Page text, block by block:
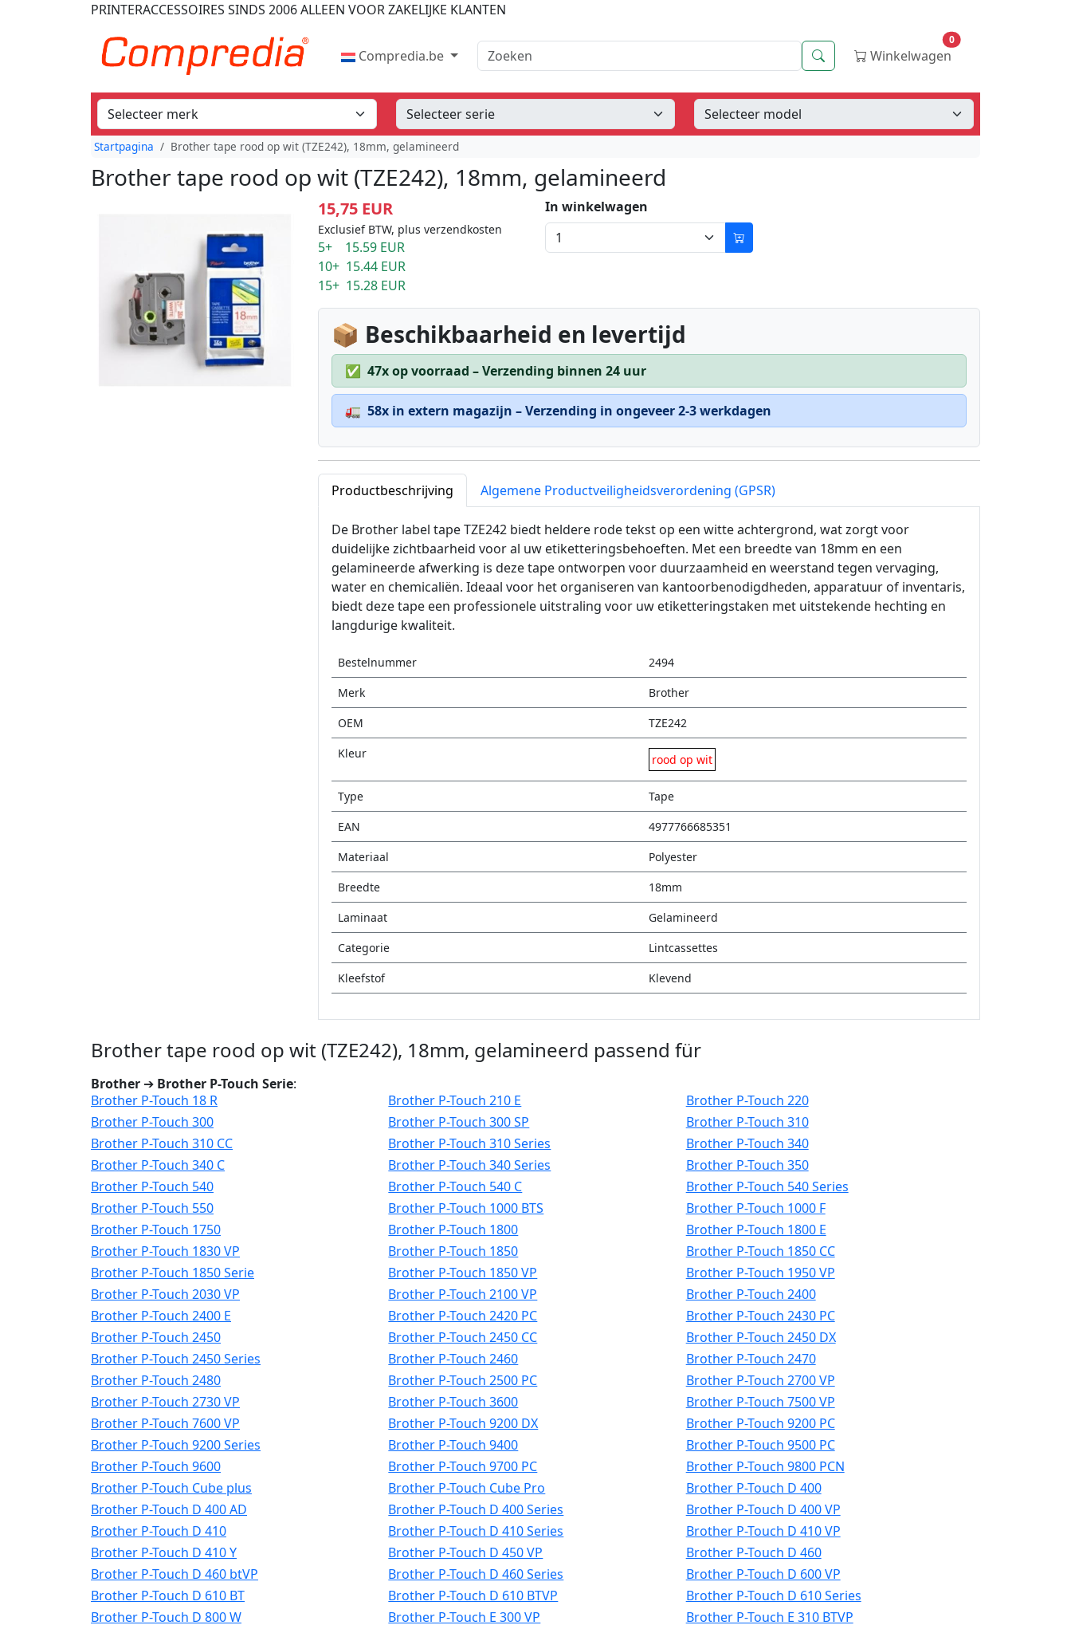
PRINTERACCESSOIRES SINDS 2006ALLEEN VOOR ZAKELIJKE KLANTEN
Compredia.be Zoeken Zoeken Winkelwagen
0
Startpagina Brother tape rood op wit (TZE242), 18mm, gelamineerd
Brother tape rood op wit (TZE242), 18mm, gelamineerd
15,75 EUR
Exclusief BTW, plus verzendkosten
5+ 15.59 EUR
10+ 15.44 EUR
15+ 15.28 EUR
In winkelwagen
📦 Beschikbaarheid en levertijd
✅ 47x op voorraad – Verzending binnen 24 uur
🚛 58x in extern magazijn – Verzending in ongeveer 2-3 werkdagen
Productbeschrijving Algemene Productveiligheidsverordening (GPSR)
De Brother label tape TZE242 biedt heldere rode tekst op een witte achtergrond, wat zorgt voor
duidelijke zichtbaarheid voor al uw etiketteringsbehoeften. Met een breedte van 18mm en een
gelamineerde afwerking is deze tape ontworpen voor duurzaamheid en weerstand tegen vervaging,
water en chemicaliën. Ideaal voor het organiseren van kantoorbenodigdheden, apparatuur of inventaris,
biedt deze tape een professionele uitstraling voor uw etiketteringstaken met uitstekende hechting en
langdurige kwaliteit.
Bestelnummer
2494
Merk
Brother
OEM
TZE242
Kleur
rood op wit
Type
Tape
EAN
4977766685351
Materiaal
Polyester
Breedte
18mm
Laminaat
Gelamineerd
Categorie
Lintcassettes
Kleefstof
Klevend
Brother tape rood op wit (TZE242), 18mm, gelamineerd passend für
Brother ➔ Brother P-Touch Serie:
Brother P-Touch 18 R
Brother P-Touch 210 E
Brother P-Touch 220
Brother P-Touch 300
Brother P-Touch 300 SP
Brother P-Touch 310
Brother P-Touch 310 CC
Brother P-Touch 310 Series
Brother P-Touch 340
Brother P-Touch 340 C
Brother P-Touch 340 Series
Brother P-Touch 350
Brother P-Touch 540
Brother P-Touch 540 C
Brother P-Touch 540 Series
Brother P-Touch 550
Brother P-Touch 1000 BTS
Brother P-Touch 1000 F
Brother P-Touch 1750
Brother P-Touch 1800
Brother P-Touch 1800 E
Brother P-Touch 1830 VP
Brother P-Touch 1850
Brother P-Touch 1850 CC
Brother P-Touch 1850 Serie
Brother P-Touch 1850 VP
Brother P-Touch 1950 VP
Brother P-Touch 2030 VP
Brother P-Touch 2100 VP
Brother P-Touch 2400
Brother P-Touch 2400 E
Brother P-Touch 2420 PC
Brother P-Touch 2430 PC
Brother P-Touch 2450
Brother P-Touch 2450 CC
Brother P-Touch 2450 DX
Brother P-Touch 2450 Series
Brother P-Touch 2460
Brother P-Touch 2470
Brother P-Touch 2480
Brother P-Touch 2500 PC
Brother P-Touch 2700 VP
Brother P-Touch 2730 VP
Brother P-Touch 3600
Brother P-Touch 7500 VP
Brother P-Touch 7600 VP
Brother P-Touch 9200 DX
Brother P-Touch 9200 PC
Brother P-Touch 9200 Series
Brother P-Touch 9400
Brother P-Touch 9500 PC
Brother P-Touch 9600
Brother P-Touch 9700 PC
Brother P-Touch 9800 PCN
Brother P-Touch Cube plus
Brother P-Touch Cube Pro
Brother P-Touch D 400
Brother P-Touch D 400 AD
Brother P-Touch D 400 Series
Brother P-Touch D 400 VP
Brother P-Touch D 410
Brother P-Touch D 410 Series
Brother P-Touch D 410 VP
Brother P-Touch D 410 Y
Brother P-Touch D 450 VP
Brother P-Touch D 460
Brother P-Touch D 460 btVP
Brother P-Touch D 460 Series
Brother P-Touch D 600 VP
Brother P-Touch D 610 BT
Brother P-Touch D 610 BTVP
Brother P-Touch D 610 Series
Brother P-Touch D 800 W
Brother P-Touch E 300 VP
Brother P-Touch E 310 BTVP